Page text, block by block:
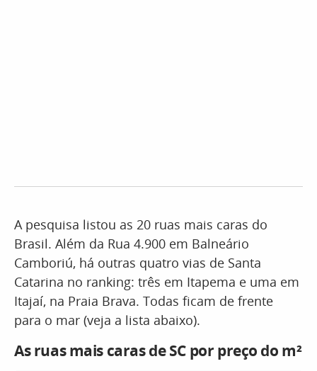
A pesquisa listou as 20 ruas mais caras do
Brasil. Além da Rua 4.900 em Balneário
Camboriú, há outras quatro vias de Santa
Catarina no ranking: três em Itapema e uma em
Itajaí, na Praia Brava. Todas ficam de frente
para o mar (veja a lista abaixo).
As ruas mais caras de SC por preço do m²